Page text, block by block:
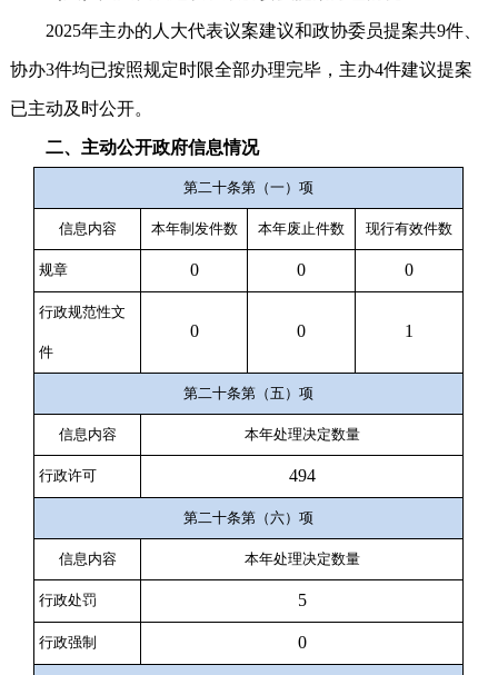
2025年主办的人大代表议案建议和政协委员提案共9件、
协办3件均已按照规定时限全部办理完毕，主办4件建议提案
已主动及时公开。
二、主动公开政府信息情况
第二十条第（一）项
信息内容 本年制发件数 本年废止件数 现行有效件数
规章 0 0 0
行政规范性文
件
0 0 1
第二十条第（五）项
信息内容 本年处理决定数量
行政许可 494
第二十条第（六）项
信息内容 本年处理决定数量
行政处罚 5
行政强制 0